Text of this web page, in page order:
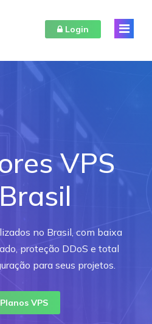
Login
VPS
no Brasil, com baixa
proteção DDoS e total
para seus projetos.
VPS